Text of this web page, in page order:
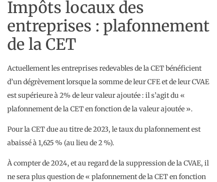
Impôts locaux des
entreprises : plafonnement
de la CET
Actuellement les entreprises redevables de la CET bénéficient
d’un dégrèvement lorsque la somme de leur CFE et de leur CVAE
est supérieure à 2% de leur valeur ajoutée : il s’agit du «
plafonnement de la CET en fonction de la valeur ajoutée ».
Pour la CET due au titre de 2023, le taux du plafonnement est
abaissé à 1,625 % (au lieu de 2 %).
À compter de 2024, et au regard de la suppression de la CVAE, il
ne sera plus question de « plafonnement de la CET en fonction